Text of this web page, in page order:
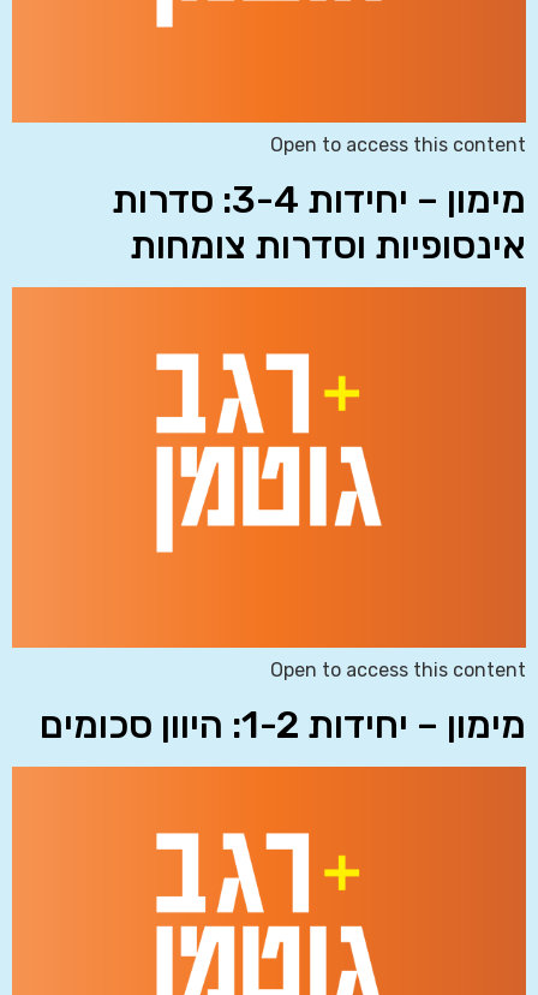
Open to access this content
מימון – יחידות 3-4: סדרות
אינסופיות וסדרות צומחות
Open to access this content
מימון – יחידות 1-2: היוון סכומים